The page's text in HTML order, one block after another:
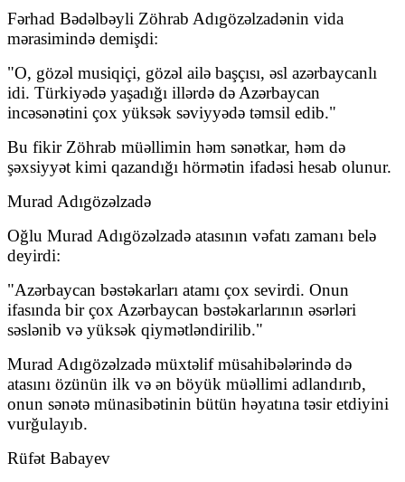
Fərhad Bədəlbəyli Zöhrab Adıgözəlzadənin vida
mərasimində demişdi:
"O, gözəl musiqiçi, gözəl ailə başçısı, əsl azərbaycanlı
idi. Türkiyədə yaşadığı illərdə də Azərbaycan
incəsənətini çox yüksək səviyyədə təmsil edib."
Bu fikir Zöhrab müəllimin həm sənətkar, həm də
şəxsiyyət kimi qazandığı hörmətin ifadəsi hesab olunur.
Murad Adıgözəlzadə
Oğlu Murad Adıgözəlzadə atasının vəfatı zamanı belə
deyirdi:
"Azərbaycan bəstəkarları atamı çox sevirdi. Onun
ifasında bir çox Azərbaycan bəstəkarlarının əsərləri
səslənib və yüksək qiymətləndirilib."
Murad Adıgözəlzadə müxtəlif müsahibələrində də
atasını özünün ilk və ən böyük müəllimi adlandırıb,
onun sənətə münasibətinin bütün həyatına təsir etdiyini
vurğulayıb.
Rüfət Babayev